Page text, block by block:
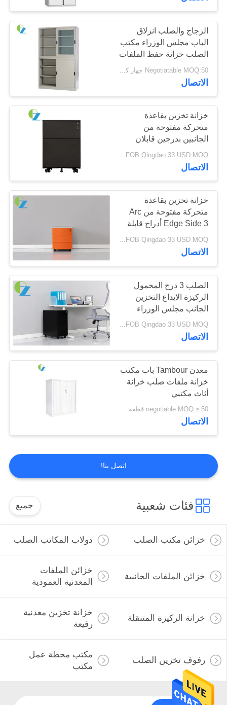
الزجاج والصلب انزلاق
الباب مجلس الوزراء مكتب
الصلب خزانة حفظ الملفات
Negotiatable MOQ:50 جهاز كمبيوتر شخصى
الاتصال
خزانة تخزين بقاعدة
متحركة مفتوحة من
الجانبين بدرجين قابلان
للقفل وغير Kd
الاتصال
خزانة تخزين بقاعدة
متحركة مفتوحة من Arc
Edge Side 3 أدراج قابلة
للقفل
FOB Qingdao 33 USD MOQ:أكثر من 50 قطعة
الاتصال
الصلب 3 درج المحمول
الركيزة الايداع التخزين
الجانب مجلس الوزراء
مفتوحة
FOB Qingdao 33 USD MOQ:أكثر من 50 قطعة
الاتصال
معدن Tambour باب مكتب
خزانة ملفات صلب خزانة
أثاث مكتبي
negotiable MOQ:≥ 50 قطعة
الاتصال
اتصل بنا!
فئات شعبية جميع
خزائن مكتب الصلب دولاب المكاتب الصلب
خزائن الملفات الجانبية
خزائن الملفات
المعدنية العمودية
خزانة الركيزة المتنقلة
خزانة تخزين معدنية
رفيعة
رفوف تخزين الصلب
مكتب محطة عمل
مكتب